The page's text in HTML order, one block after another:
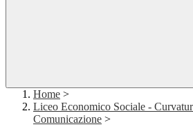
Home >
Liceo Economico Sociale -
Comunicazione >